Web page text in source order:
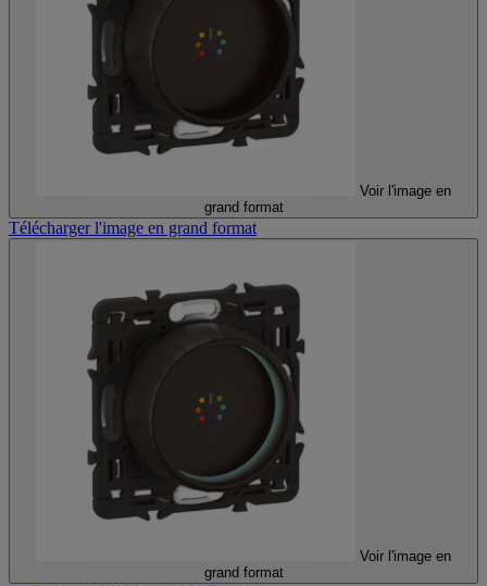
Voir l'image en
grand format
Télécharger l'image en grand format
Voir l'image en
grand format